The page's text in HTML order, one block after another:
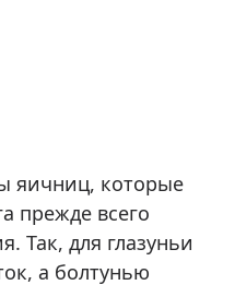
яичниц, которые
прежде всего
Так, для глазуньи
а болтунью